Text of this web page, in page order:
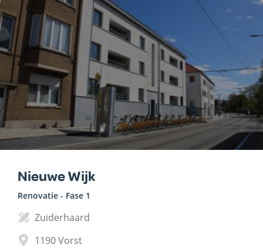
Nieuwe Wijk
Renovatie - Fase 1
Zuiderhaard
1190Vorst